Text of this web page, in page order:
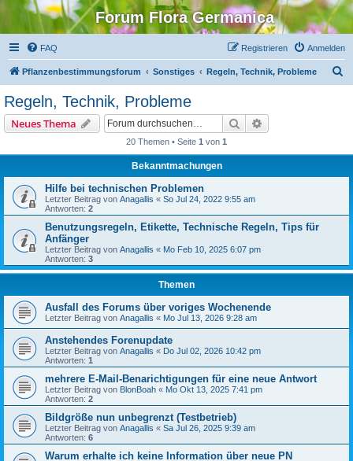
Forum Flora Germanica
FAQ Anmelden
Registrieren
Pflanzenbestimmungsforum Sonstiges Regeln, Technik, Probleme
Regeln, Technik, Probleme
Neues Thema Suche
20 Themen • Seite 1 von 1
Bekanntmachungen
Hilfe bei technischen Problemen
Letzter Beitrag von Anagallis « So Jul 24, 2022 9:55 am
Antworten: 2
Benutzungsregeln, Etikette, Technische Regeln, Tips für
Anfänger
Letzter Beitrag von Anagallis « Mo Feb 10, 2025 6:07 pm
Antworten: 3
Themen
Ausfall des Forums über voriges Wochenende
Letzter Beitrag von Anagallis « Mo Jul 13, 2026 9:28 am
Anstehendes Forenupdate
Letzter Beitrag von Anagallis « Do Jul 02, 2026 10:42 pm
Antworten: 1
mehrere E-Mail-Benarichtigungen für eine neue Antwort
Letzter Beitrag von BlonBoah « Mo Okt 13, 2025 7:41 pm
Antworten: 2
Bildgröße nun unbegrenzt (Testbetrieb)
Letzter Beitrag von Anagallis « Sa Jul 26, 2025 9:39 am
Antworten: 6
Warum erhalte ich keine Information über neue PN